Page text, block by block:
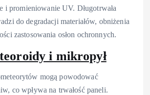
i promieniowanie UV. Długotrwała
do degradacji materiałów, obniżenia
zastosowania osłon ochronnych.
i mikropył
mogą powodować
co wpływa na trwałość paneli.